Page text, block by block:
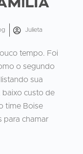
Julieta
tempo. Foi
o segundo
sua
baixo custo de
time Boise
para chamar